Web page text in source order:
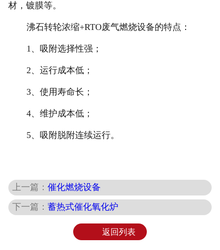
材，镀膜等。
沸石转轮浓缩+RTO废气燃烧设备的特点：
1、吸附选择性强；
2、运行成本低；
3、使用寿命长；
4、维护成本低；
5、吸附脱附连续运行。
上一篇：催化燃烧设备
下一篇：蓄热式催化氧化炉
返回列表